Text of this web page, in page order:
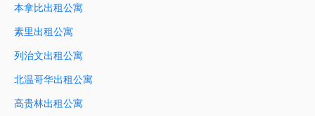
本拿比出租公寓
素里出租公寓
列治文出租公寓
北温哥华出租公寓
高贵林出租公寓